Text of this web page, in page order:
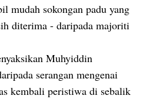
mudah sokongan padu yang
diterima - daripada majoriti
Muhyiddin
serangan mengenai
kembali peristiwa di sebalik